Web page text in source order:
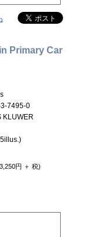
Primary Car
7495-0
KLUWER
円 ＋ 税)